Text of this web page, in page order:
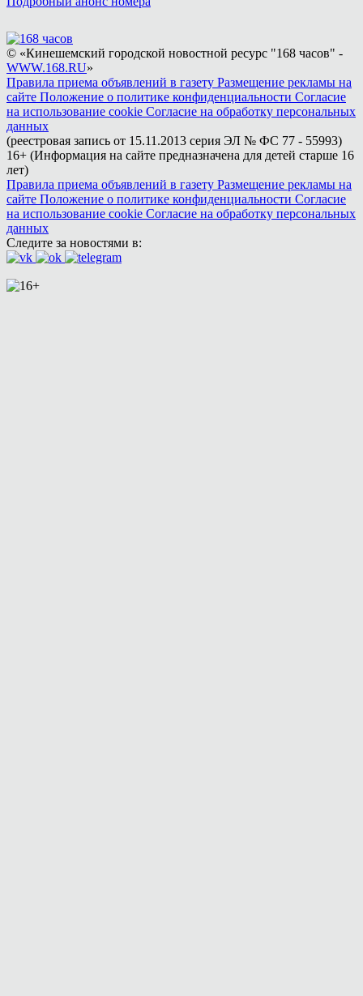
© «Кинешемский городской новостной ресурс "168 часов" -
WWW.168.RU»
Правила приема объявлений в газету Размещение рекламы на
сайте Положение о политике конфиденциальности Согласие
на использование cookie Согласие на обработку персональных
данных
(реестровая запись от 15.11.2013 серия ЭЛ № ФС 77 - 55993)
16+ (Информация на сайте предназначена для детей старше 16
лет)
Правила приема объявлений в газету Размещение рекламы на
сайте Положение о политике конфиденциальности Согласие
на использование cookie Согласие на обработку персональных
данных
Следите за новостями в: